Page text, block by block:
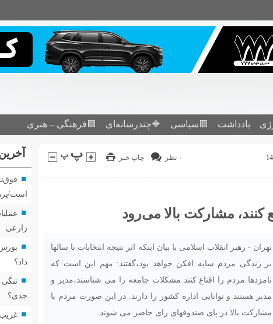
یادداشت 🟥سیاسی 🔷چندرسانه‌ای 🟦فرهنگی – هنری
چاپ خبر ۰ نظر
کنند، مشارکت بالا می‌رود
تهران - رهبر انقلاب اسلامی با بیان اینکه اثر نتیجه انتخابات تا سالها
بر زندگی مردم سایه افکن خواهد بود،گفتند: مهم این است که
نامزدها مردم را اقناع کنند مشکلات جامعه را می شناسند،مدیر و
مدبر هستند و توانایی اداره کشور را دارند. در این صورت مردم با
مشارکت بالا در پای صندوقهای رای حاضر می شوند.
است/
زارعی
داد؟
جدی؟